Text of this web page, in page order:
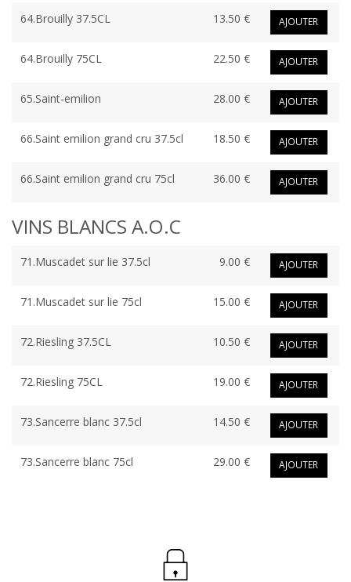
64.Brouilly 37.5CL 13.50 € AJOUTER
64.Brouilly 75CL 22.50 € AJOUTER
65.Saint-emilion 28.00 € AJOUTER
66.Saint emilion grand cru 37.5cl 18.50 € AJOUTER
66.Saint emilion grand cru 75cl 36.00 € AJOUTER
VINS BLANCS A.O.C
71.Muscadet sur lie 37.5cl 9.00 € AJOUTER
71.Muscadet sur lie 75cl 15.00 € AJOUTER
72.Riesling 37.5CL 10.50 € AJOUTER
72.Riesling 75CL 19.00 € AJOUTER
73.Sancerre blanc 37.5cl 14.50 € AJOUTER
73.Sancerre blanc 75cl 29.00 € AJOUTER